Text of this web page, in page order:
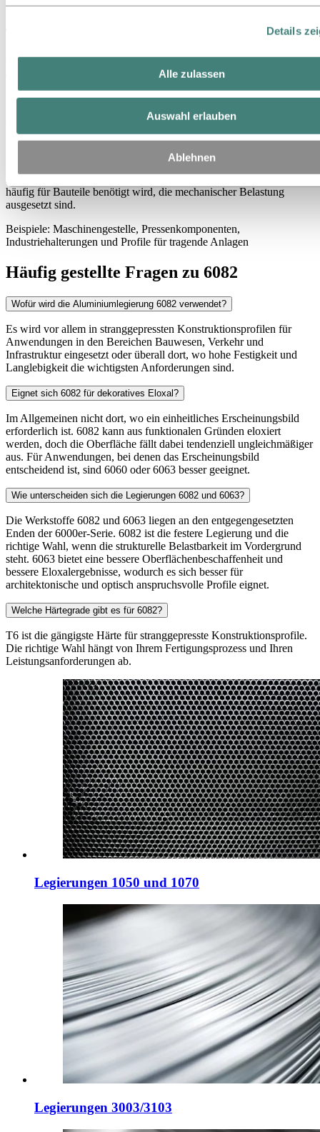
Details
Alle zulassen
Auswahl erlauben
Ablehnen
Komponenten der öffentlichen Infrastruktur
6082 findet breite Anwendung im Transportsektor, wo Profile über
einen längeren Zeitraum hinweg zuverlässig erhebliche Lasten
tragen müssen.
Beispiele: Seitenwände von Anhängern, Bodenprofile von Lkw,
Containerrahmen und Fahrzeugstrukturbauteile
Industriemaschinen und -ausrüstung
häufig für Bauteile benötigt wird, die mechanischer Belastung
ausgesetzt sind.
Beispiele: Maschinengestelle, Pressenkomponenten,
Industriehalterungen und Profile für tragende Anlagen
Häufig gestellte Fragen zu 6082
Wofür wird die Aluminiumlegierung 6082 verwendet?
Es wird vor allem in stranggepressten Konstruktionsprofilen für
Anwendungen in den Bereichen Bauwesen, Verkehr und
Infrastruktur eingesetzt oder überall dort, wo hohe Festigkeit und
Langlebigkeit die wichtigsten Anforderungen sind.
Eignet sich 6082 für dekoratives Eloxal?
Im Allgemeinen nicht dort, wo ein einheitliches Erscheinungsbild
erforderlich ist. 6082 kann aus funktionalen Gründen eloxiert
werden, doch die Oberfläche fällt dabei tendenziell ungleichmäßiger
aus. Für Anwendungen, bei denen das Erscheinungsbild
entscheidend ist, sind 6060 oder 6063 besser geeignet.
Wie unterscheiden sich die Legierungen 6082 und 6063?
Die Werkstoffe 6082 und 6063 liegen an den entgegengesetzten
Enden der 6000er-Serie. 6082 ist die festere Legierung und die
richtige Wahl, wenn die strukturelle Belastbarkeit im Vordergrund
steht. 6063 bietet eine bessere Oberflächenbeschaffenheit und
bessere Eloxalergebnisse, wodurch es sich besser für
architektonische und optisch anspruchsvolle Profile eignet.
Welche Härtegrade gibt es für 6082?
T6 ist die gängigste Härte für stranggepresste Konstruktionsprofile.
Die richtige Wahl hängt von Ihrem Fertigungsprozess und Ihren
Leistungsanforderungen ab.
Legierungen 1050 und 1070
Legierungen 3003/3103